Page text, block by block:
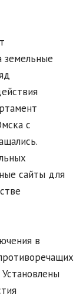
земельные
с
сайты для
в